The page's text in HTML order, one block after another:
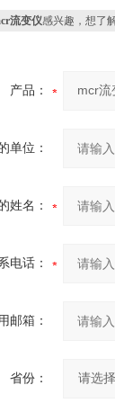
流变仪感兴趣，想了
产品：
单位：
姓名：
电话：
邮箱：
省份：